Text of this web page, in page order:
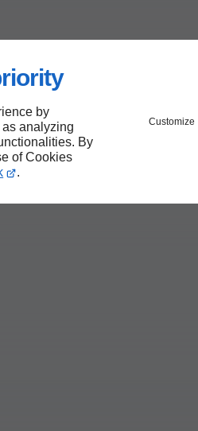
by
analyzing
By
of Cookies
.
Customize